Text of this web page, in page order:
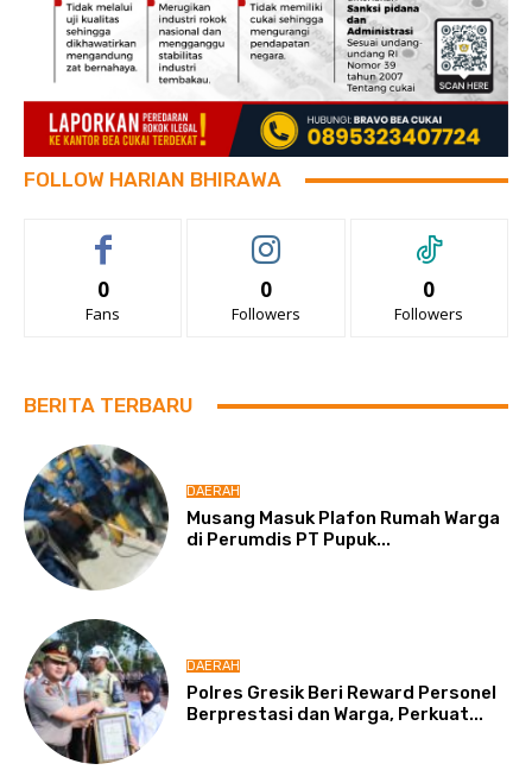
FOLLOW HARIAN BHIRAWA
0
Fans
0
Followers
0
Followers
BERITA TERBARU
DAERAH
Musang Masuk Plafon Rumah Warga
di Perumdis PT Pupuk...
DAERAH
Polres Gresik Beri Reward Personel
Berprestasi dan Warga, Perkuat...